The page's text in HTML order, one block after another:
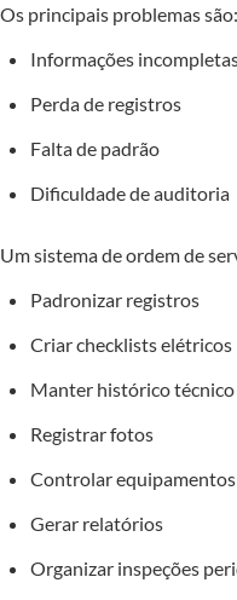
Os principais problemas são:
Informações
Perda de registros
Falta de padrão
Dificuldade de auditoria
Um sistema de ordem de
Padronizar registros
Criar checklists elétricos
Manter histórico técnico
Registrar fotos
Controlar equipamentos
Gerar relatórios
Organizar inspeções